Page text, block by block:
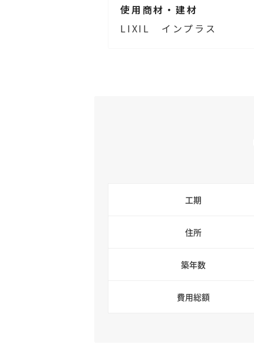
使用商材・建材
LIXIL インプラス
工期
住所
築年数
費用総額